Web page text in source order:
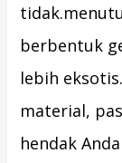
berbentuk
lebih
material,
hendak